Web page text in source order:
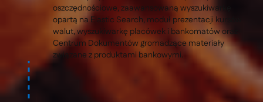
oszczędnościowe, zaawansowaną wyszukiwarkę
opartą na Elastic Search, moduł prezentacji kursów
walut, wyszukiwarkę placówek i bankomatów oraz
Centrum Dokumentów gromadzące materiały
związane z produktami bankowymi.